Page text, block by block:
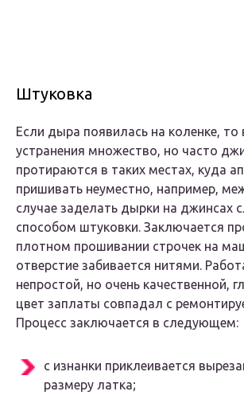
Штуковка
Если дыра появилась на коленке, то
устранения множество, но часто
протираются в таких местах, куда
пришивать неуместно, например,
случае заделать дырки на джинсах
способом штуковки. Заключается
плотном прошивании строчек на
отверстие забивается нитями.
непростой, но очень качественной,
цвет заплаты совпадал с
Процесс заключается в следующем:
с изнанки приклеивается
размеру латка;